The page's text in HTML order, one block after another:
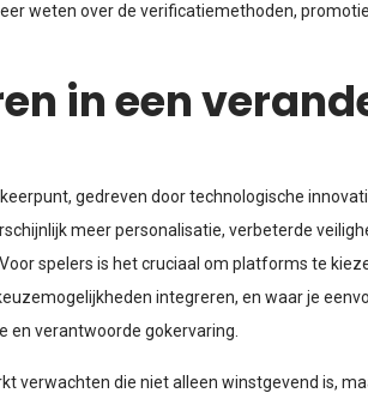
weten over de verificatiemethoden,
in een
gedreven door technologische
meer personalisatie, verbeterde
spelers is het cruciaal om platforms te
integreren, en waar je
en verantwoorde gokervaring.
verwachten die niet alleen winstgevend is,